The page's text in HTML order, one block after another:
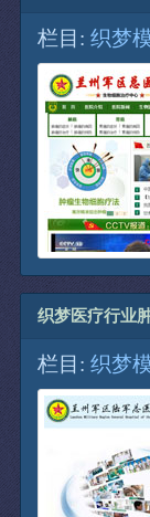
栏目: 织梦
织梦医疗行业
栏目: 织梦